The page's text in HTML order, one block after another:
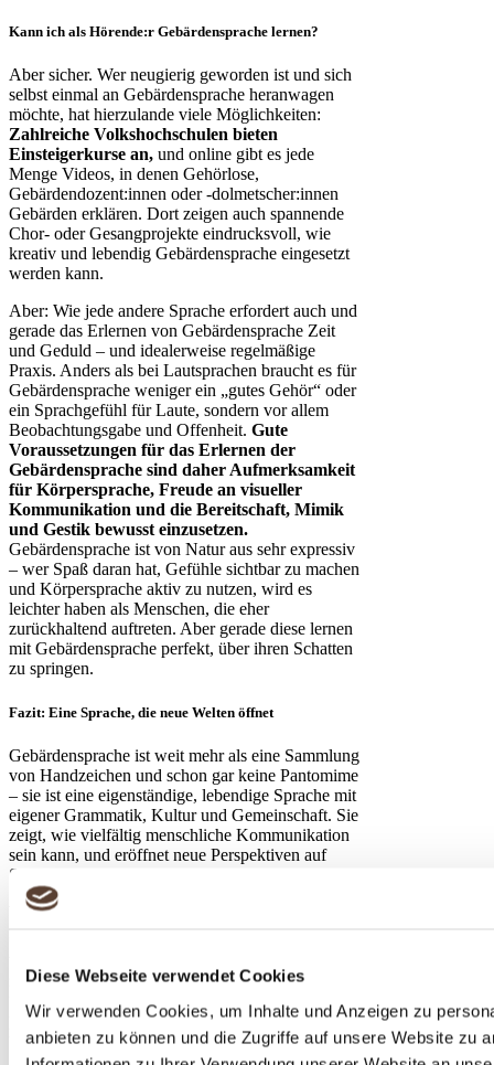
Diese Webseite verwendet Cookies
Wir verwenden Cookies, um Inhalte und Anzeigen zu
anbieten zu können und die Zugriffe auf unsere Website zu
Kann ich als Hörende:r Gebärdensprache lernen?
Aber sicher. Wer neugierig geworden ist und sich
selbst einmal an Gebärdensprache heranwagen
möchte, hat hierzulande viele Möglichkeiten:
Zahlreiche Volkshochschulen bieten
Einsteigerkurse an, und online gibt es jede
Menge Videos, in denen Gehörlose,
Gebärdendozent:innen oder -dolmetscher:innen
Gebärden erklären. Dort zeigen auch spannende
Chor- oder Gesangprojekte eindrucksvoll, wie
kreativ und lebendig Gebärdensprache eingesetzt
werden kann.
Aber: Wie jede andere Sprache erfordert auch und
gerade das Erlernen von Gebärdensprache Zeit
und Geduld – und idealerweise regelmäßige
Praxis. Anders als bei Lautsprachen braucht es für
Gebärdensprache weniger ein „gutes Gehör“ oder
ein Sprachgefühl für Laute, sondern vor allem
Beobachtungsgabe und Offenheit. Gute
Voraussetzungen für das Erlernen der
Gebärdensprache sind daher Aufmerksamkeit
für Körpersprache, Freude an visueller
Kommunikation und die Bereitschaft, Mimik
und Gestik bewusst einzusetzen.
Gebärdensprache ist von Natur aus sehr expressiv
– wer Spaß daran hat, Gefühle sichtbar zu machen
und Körpersprache aktiv zu nutzen, wird es
leichter haben als Menschen, die eher
zurückhaltend auftreten. Aber gerade diese lernen
mit Gebärdensprache perfekt, über ihren Schatten
zu springen.
Fazit: Eine Sprache, die neue Welten öffnet
Gebärdensprache ist weit mehr als eine Sammlung
von Handzeichen und schon gar keine Pantomime
– sie ist eine eigenständige, lebendige Sprache mit
eigener Grammatik, Kultur und Gemeinschaft. Sie
zeigt, wie vielfältig menschliche Kommunikation
sein kann, und eröffnet neue Perspektiven auf
Sprache und Ausdruck an sich.
Wer sich näher damit beschäftigt, entdeckt eine
gewinnt nicht nur ein neues
Zugang zu einer Gemeinschaft, die ihre Sprache
mit Stolz und Leidenschaft lebt.